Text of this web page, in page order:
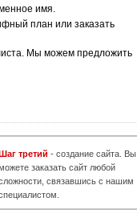
имя.
план или заказать
Мы можем предложить
третий - создание сайта. Вы
заказать сайт любой
связавшись с нашим